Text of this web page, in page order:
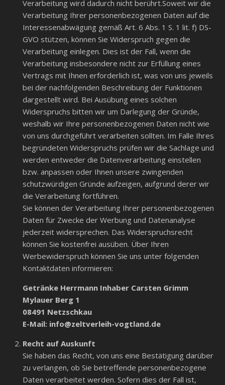
Verarbeitung wird dadurch nicht berührt.Soweit wir die
Verarbeitung Ihrer personenbezogenen Daten auf die
Interessenabwägung gemäß Art. 6 Abs. 1 S. 1 lit. f) DS-
GVO stützen, können Sie Widerspruch gegen die
Verarbeitung einlegen. Dies ist der Fall, wenn die
Verarbeitung insbesondere nicht zur Erfüllung eines
Vertrags mit Ihnen erforderlich ist, was von uns jeweils
bei der nachfolgenden Beschreibung der Funktionen
dargestellt wird. Bei Ausübung eines solchen
Widerspruchs bitten wir um Darlegung der Gründe,
weshalb wir Ihre personenbezogenen Daten nicht wie
von uns durchgeführt verarbeiten sollten. Im Falle Ihres
begründeten Widerspruchs prüfen wir die Sachlage und
werden entweder die Datenverarbeitung einstellen
bzw. anpassen oder Ihnen unsere zwingenden
schutzwürdigen Gründe aufzeigen, aufgrund derer wir
die Verarbeitung fortführen.
Sie können der Verarbeitung Ihrer personenbezogenen
Daten für Zwecke der Werbung und Datenanalyse
jederzeit widersprechen. Das Widerspruchsrecht
können Sie kostenfrei ausüben. Über Ihren
Werbewiderspruch können Sie uns unter folgenden
Kontaktdaten informieren:
Getränke Herrmann Inhaber Carsten Grimm
Mylauer Berg 1
08491 Netzschkau
E-Mail: info@zeltverleih-vogtland.de
Recht auf Auskunft
Sie haben das Recht, von uns eine Bestätigung darüber
zu verlangen, ob Sie betreffende personenbezogene
Daten verarbeitet werden. Sofern dies der Fall ist,